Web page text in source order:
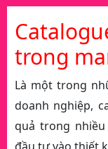
trong
Là một trong
doanh nghiệp,
quả trong